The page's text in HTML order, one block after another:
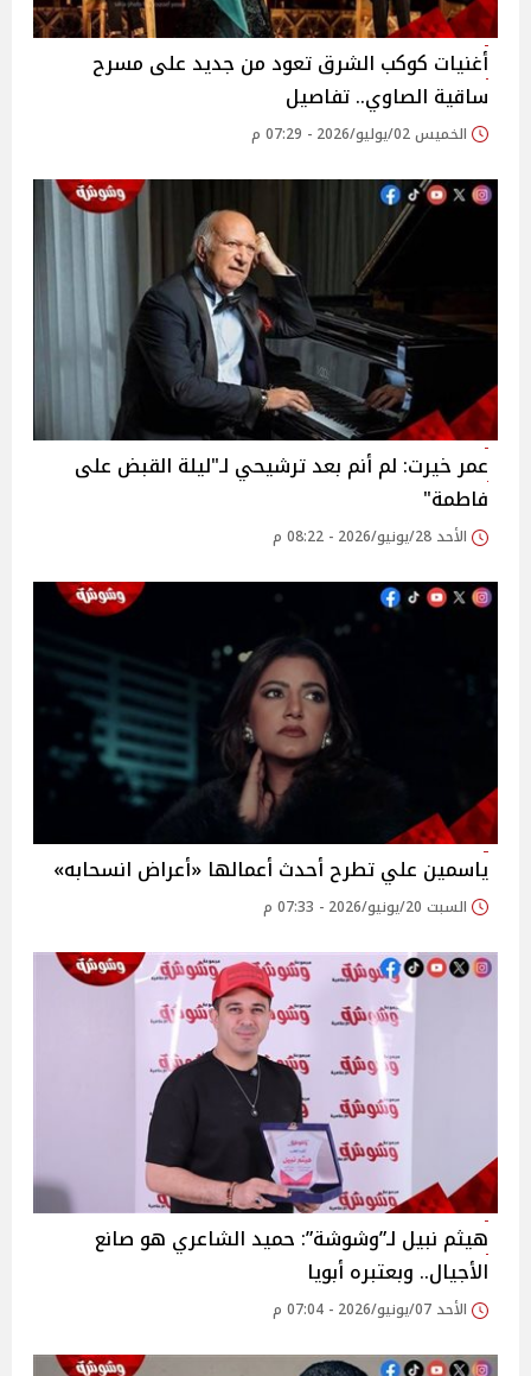
أغنيات كوكب الشرق تعود من جديد على مسرح
ساقية الصاوي.. تفاصيل
الخميس 02/يوليو/2026 - 07:29 م
عمر خيرت: لم أنم بعد ترشيحي لـ"ليلة القبض على
فاطمة"
الأحد 28/يونيو/2026 - 08:22 م
ياسمين علي تطرح أحدث أعمالها «أعراض انسحابه»
السبت 20/يونيو/2026 - 07:33 م
هيثم نبيل لـ”وشوشة”: حميد الشاعري هو صانع
الأجيال.. وبعتبره أبويا
الأحد 07/يونيو/2026 - 07:04 م